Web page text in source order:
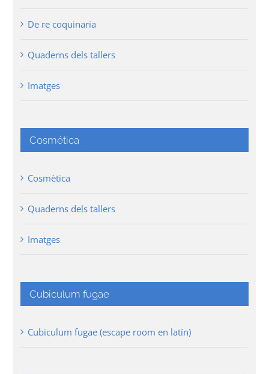
De re coquinaria
Quaderns dels tallers
Imatges
Cosmética
Cosmètica
Quaderns dels tallers
Imatges
Cubiculum fugae
Cubiculum fugae (escape room en latín)